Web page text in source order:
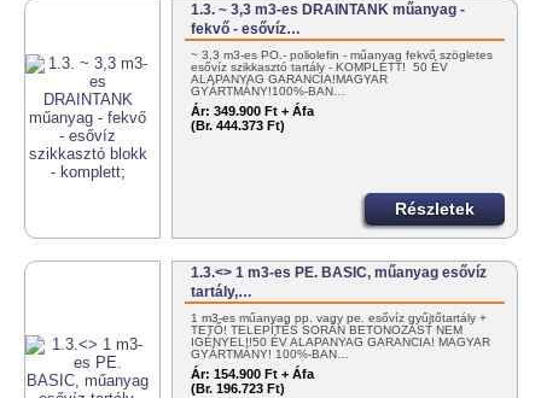
1.3. ~ 3,3 m3-es DRAINTANK műanyag -
fekvő - esővíz…
~ 3,3 m3-es PO.- poliolefin - műanyag fekvő szögletes
esővíz szikkasztó tartály - KOMPLETT! 50 ÉV
ALAPANYAG GARANCIA!MAGYAR
GYÁRTMÁNY!100%-BAN…
Ár: 349.900 Ft + Áfa
(Br. 444.373 Ft)
Részletek
1.3.<> 1 m3-es PE. BASIC, műanyag esővíz
tartály,…
1 m3-es műanyag pp. vagy pe. esővíz gyűjtőtartály +
TETŐ! TELEPÍTÉS SORÁN BETONOZÁST NEM
IGÉNYEL!!50 ÉV ALAPANYAG GARANCIA! MAGYAR
GYÁRTMÁNY! 100%-BAN…
Ár: 154.900 Ft + Áfa
(Br. 196.723 Ft)